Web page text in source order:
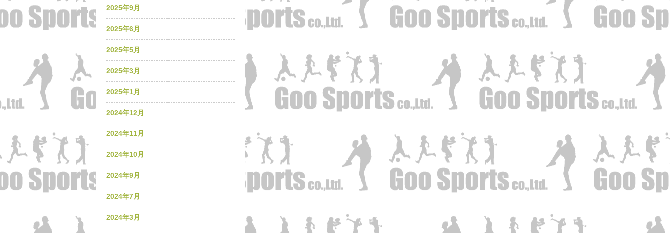
2025年9月
2025年6月
2025年5月
2025年3月
2025年1月
2024年12月
2024年11月
2024年10月
2024年9月
2024年7月
2024年3月